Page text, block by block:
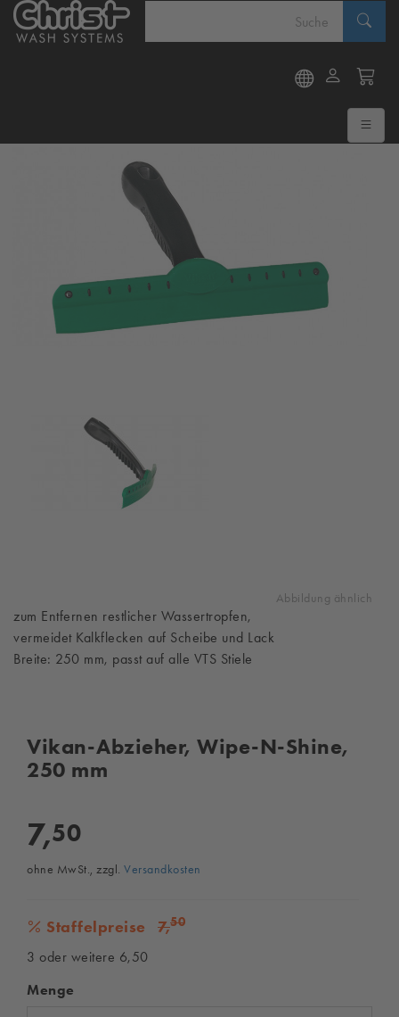
Abbildung ähnlich
zum Entfernen restlicher Wassertropfen,
vermeidet Kalkflecken auf Scheibe und Lack
Breite: 250 mm, passt auf alle VTS Stiele
Vikan-Abzieher, Wipe-N-Shine,
250 mm
7,50
ohne MwSt., zzgl. Versandkosten
Staffelpreise 7,50
3 oder weitere 6,50
Menge